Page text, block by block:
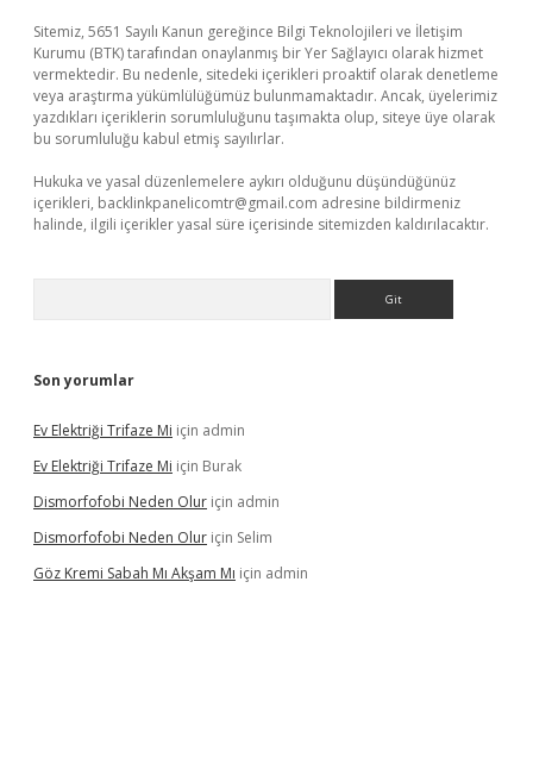
Sitemiz, 5651 Sayılı Kanun gereğince Bilgi Teknolojileri ve İletişim
Kurumu (BTK) tarafından onaylanmış bir Yer Sağlayıcı olarak hizmet
vermektedir. Bu nedenle, sitedeki içerikleri proaktif olarak denetleme
veya araştırma yükümlülüğümüz bulunmamaktadır. Ancak, üyelerimiz
yazdıkları içeriklerin sorumluluğunu taşımakta olup, siteye üye olarak
bu sorumluluğu kabul etmiş sayılırlar.
Hukuka ve yasal düzenlemelere aykırı olduğunu düşündüğünüz
içerikleri, backlinkpanelicomtr@gmail.com adresine bildirmeniz
halinde, ilgili içerikler yasal süre içerisinde sitemizden kaldırılacaktır.
Son yorumlar
Ev Elektriği Trifaze Mi için admin
Ev Elektriği Trifaze Mi için Burak
Dismorfofobi Neden Olur için admin
Dismorfofobi Neden Olur için Selim
Göz Kremi Sabah Mı Akşam Mı için admin